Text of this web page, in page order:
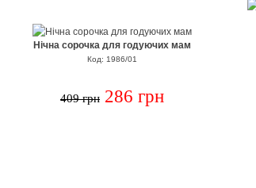
Нічна сорочка для годуючих мам
Код: 1986/01
409 грн 286 грн